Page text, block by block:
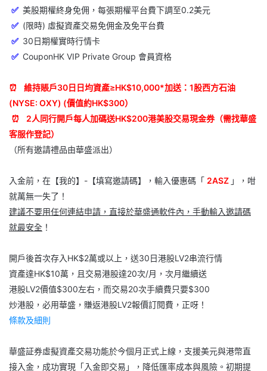
✅ 美股期權終身免佣，每張期權平台費下調至0.2美元
✅ (限時) 虛擬資產交易免佣金及免平台費
✅ 30日期權實時行情卡
✅ CouponHK VIP Private Group 會員資格
⏰
維持賬戶30日日均資產≥HK$10,000*加送：1股西方石油
(NYSE: OXY) (價值約HK$300）
⏰
2人同行開戶每人加碼送HK$200港美股交易現金券（需找華盛
客服作登記）
（所有邀請禮品由華盛派出）
入金前，在【我的】-【填寫邀請碼】，輸入優惠碼「 2ASZ 」，咁
就萬無一失了！
建議不要用任何連結申請，直接於華盛通軟件內，手動輸入邀請碼
就最安全 ！
開戶後首次存入HK$2萬或以上，送30日港股LV2串流行情
資產達HK$10萬，且交易港股達20次/月，次月繼續送
港股LV2價值$300左右，而交易20次手續費只要$300
炒港股，必用華盛，賺返港股LV2報價訂閱費，正呀！
條款及細則
華盛証券虛擬資產交易功能於今個月正式上線，支援美元與港幣直
接入金，成功實現「入金即交易」，降低匯率成本與風險。初期提